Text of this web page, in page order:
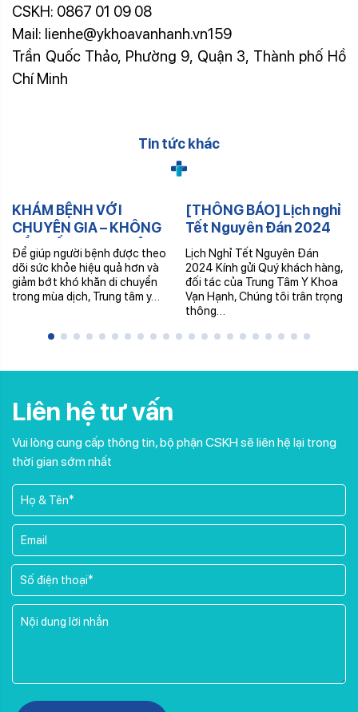
CSKH: 0867 01 09 08
Mail: lienhe@ykhoavanhanh.vn159
Trần Quốc Thảo, Phường 9, Quận 3, Thành phố Hồ
Chí Minh
Tin tức khác
KHÁM BỆNH VỚI
CHUYÊN GIA – KHÔNG
CẦN ĐẾN TRUNG TÂM –
NHẬN THUỐC TRONG
NGÀY
Để giúp người bệnh được theo
dõi sức khỏe hiệu quả hơn và
giảm bớt khó khăn di chuyển
trong mùa dịch, Trung tâm y…
[THÔNG BÁO] Lịch nghỉ
Tết Nguyên Đán 2024
tại Trung Tâm Y Khoa
Vạn Hạnh
Lịch Nghỉ Tết Nguyên Đán
2024 Kính gửi Quý khách hàng,
đối tác của Trung Tâm Y Khoa
Vạn Hạnh, Chúng tôi trân trọng
thông…
Liên hệ tư vấn
Vui lòng cung cấp thông tin, bộ phận CSKH sẽ liên hệ lại trong
thời gian sớm nhất
Please leave this field empty.